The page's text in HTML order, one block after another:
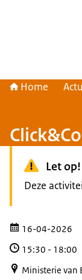
Home
Let op!
Deze
16-04-2026
15:30 - 18:00
Ministerie van